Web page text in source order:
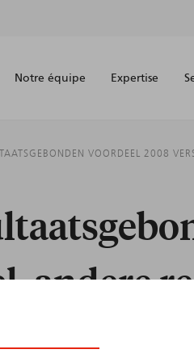
Notre équipe Expertise
VOORDEEL 2008
andere